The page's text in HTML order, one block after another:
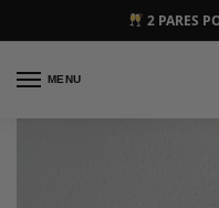
2 PARES
MENU